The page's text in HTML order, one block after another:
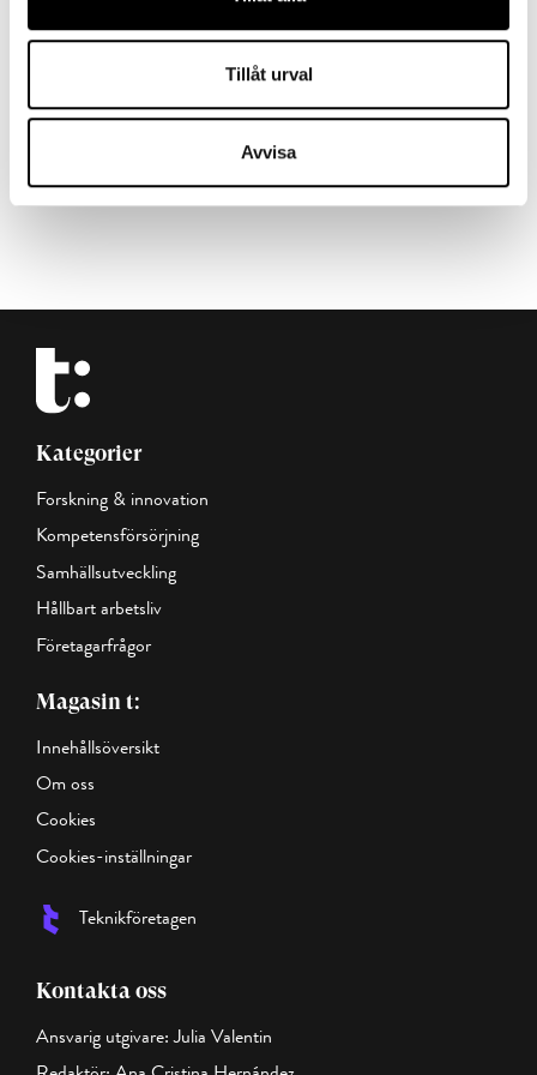
Tillåt urval
Avvisa
Kategorier
Forskning & innovation
Kompetensförsörjning
Samhällsutveckling
Hållbart arbetsliv
Företagarfrågor
Magasin t:
Innehållsöversikt
Om oss
Cookies
Cookies-inställningar
Teknikföretagen
Kontakta oss
Ansvarig utgivare: Julia Valentin